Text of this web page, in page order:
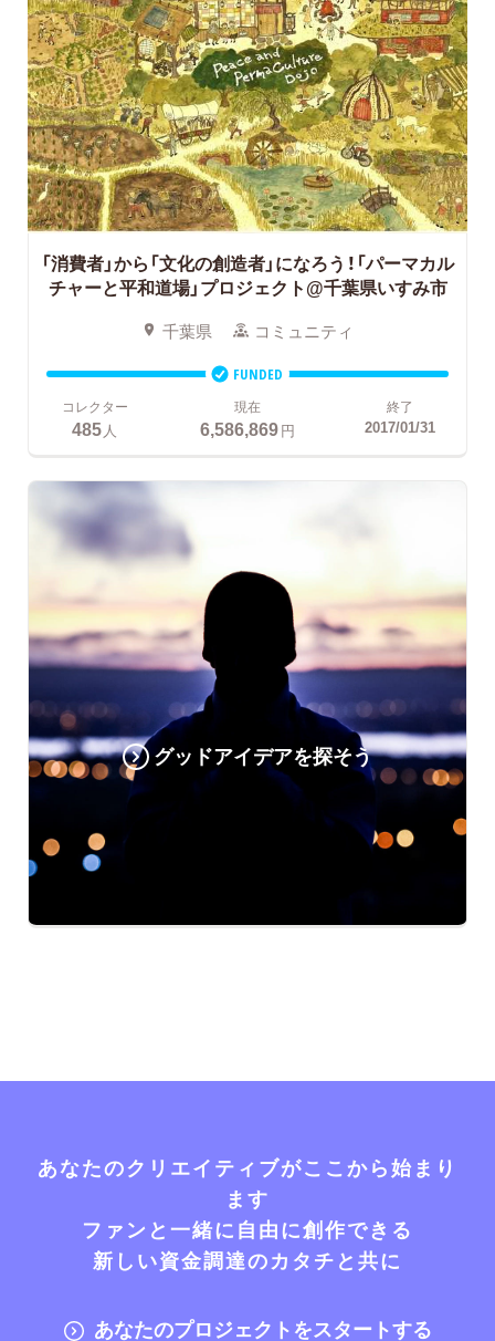
「消費者」から「文化の創造者」になろう！「パーマカル
チャーと平和道場」プロジェクト@千葉県いすみ市
千葉県 コミュニティ
FUNDED
コレクター
485人
現在
6,586,869円
終了
2017/01/31
グッドアイデアを探そう
あなたのクリエイティブがここから始まり
ます
ファンと一緒に自由に創作できる
新しい資金調達のカタチと共に
あなたのプロジェクトをスタートする